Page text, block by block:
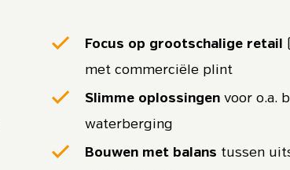
Focus op grootschalige retail
met commerciële plint
Slimme oplossingen voor o.a.
waterberging
Bouwen met balans tussen